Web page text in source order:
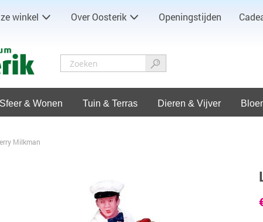
winkel Over Oosterik Openingstijden
Sfeer & Wonen Tuin & Terras Dieren & Vijver
Milkman